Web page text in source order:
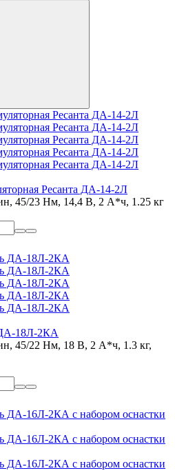
Ресанта ДА-14-2Л
45/23 Нм, 14,4 В, 2 А*ч, 1.25 кг
18Л-2КА
45/22 Нм, 18 В, 2 А*ч, 1.3 кг,